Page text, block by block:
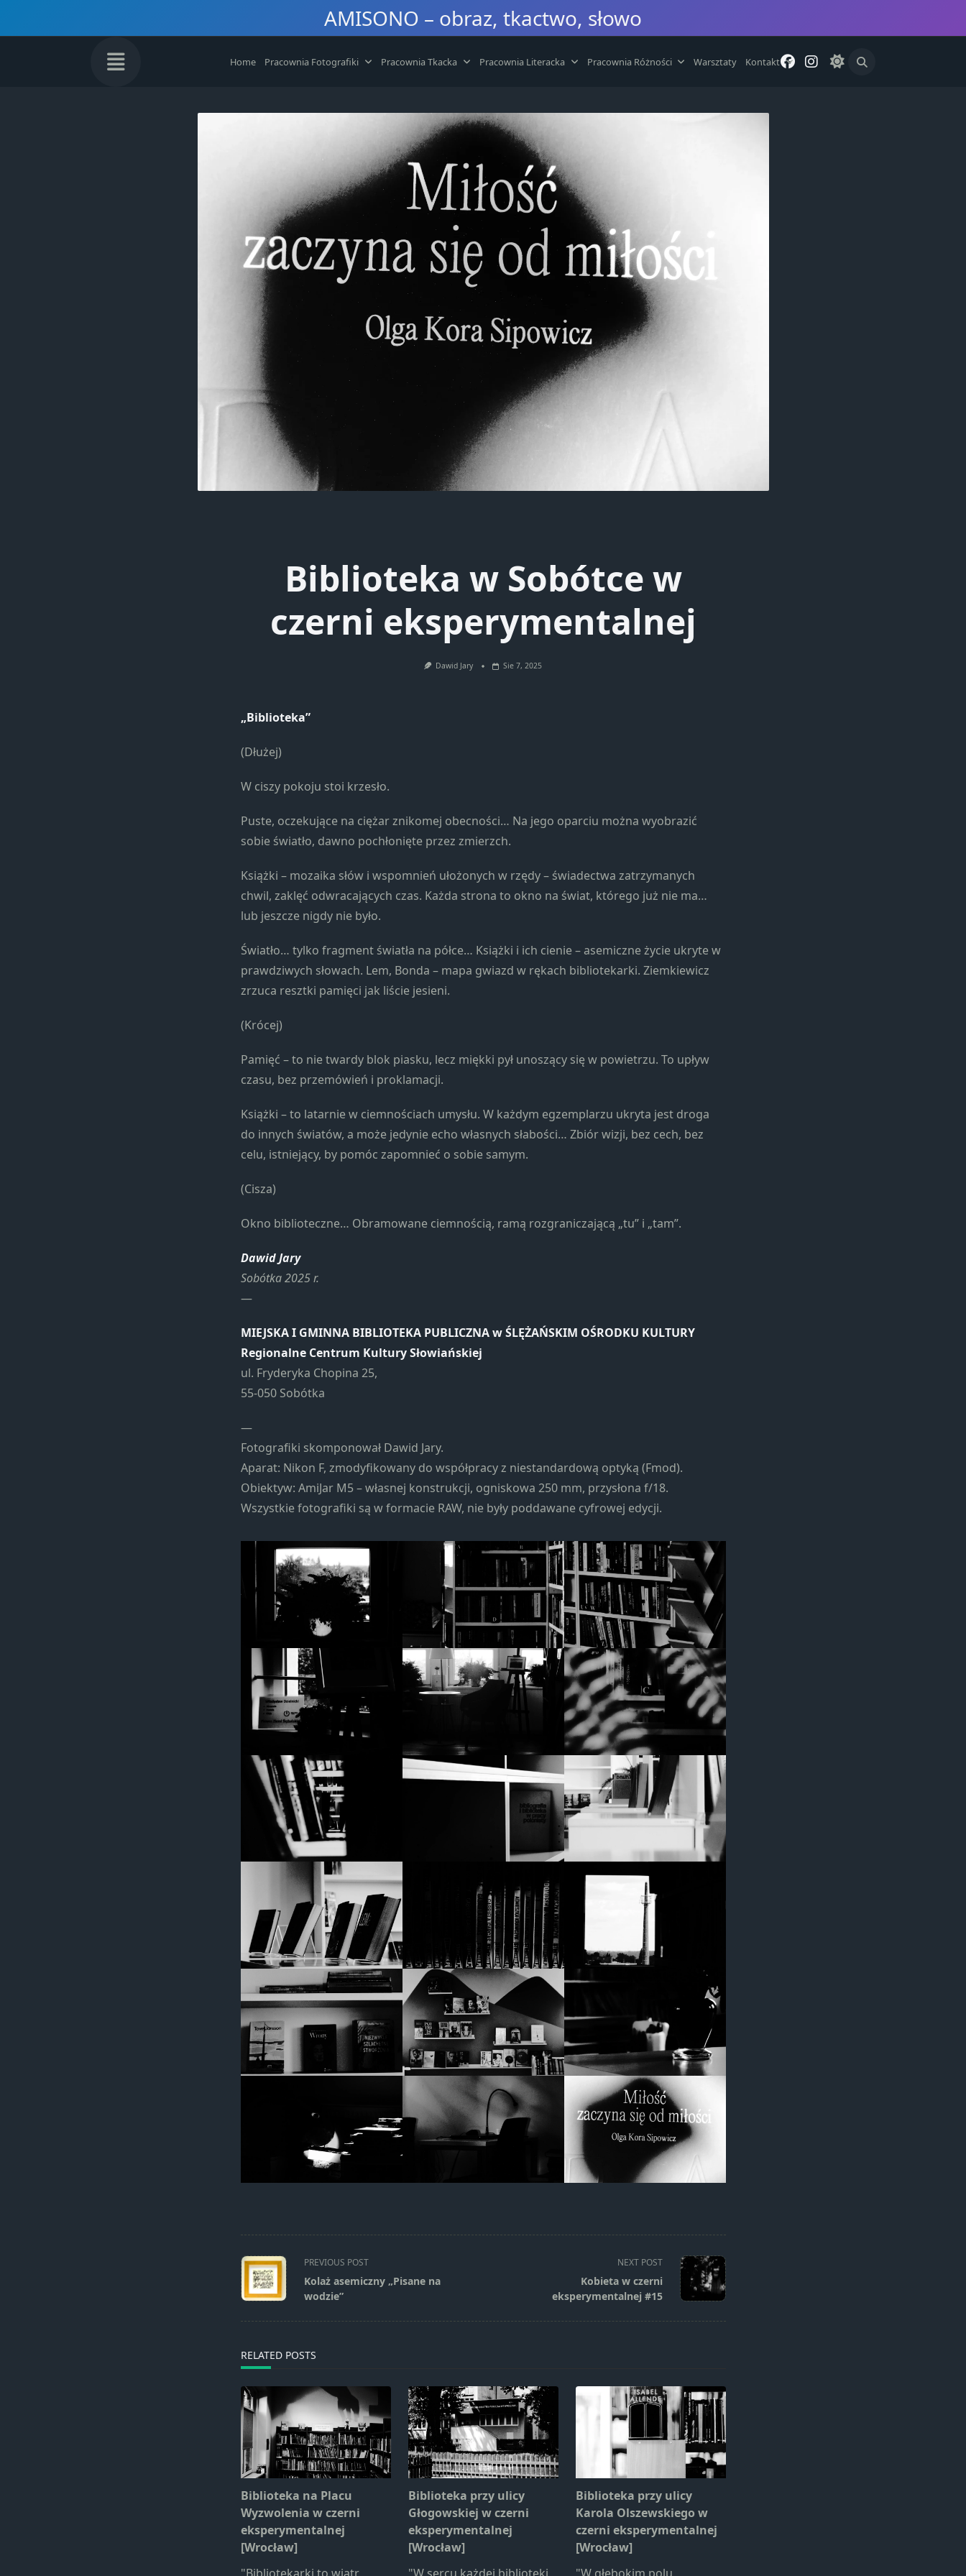
AMISONO – obraz, tkactwo, słowo
Home Pracownia Fotografiki Pracownia Tkacka Pracownia Literacka Pracownia Różności Warsztaty Kontakt
Biblioteka w Sobótce w
czerni eksperymentalnej
Dawid Jary Sie 7, 2025
„Biblioteka”
(Dłużej)
W ciszy pokoju stoi krzesło.
Puste, oczekujące na ciężar znikomej obecności… Na jego oparciu można wyobrazić
sobie światło, dawno pochłonięte przez zmierzch.
Książki – mozaika słów i wspomnień ułożonych w rzędy – świadectwa zatrzymanych
chwil, zaklęć odwracających czas. Każda strona to okno na świat, którego już nie ma…
lub jeszcze nigdy nie było.
Światło… tylko fragment światła na półce… Książki i ich cienie – asemiczne życie ukryte w
prawdziwych słowach. Lem, Bonda – mapa gwiazd w rękach bibliotekarki. Ziemkiewicz
zrzuca resztki pamięci jak liście jesieni.
(Krócej)
Pamięć – to nie twardy blok piasku, lecz miękki pył unoszący się w powietrzu. To upływ
czasu, bez przemówień i proklamacji.
Książki – to latarnie w ciemnościach umysłu. W każdym egzemplarzu ukryta jest droga
do innych światów, a może jedynie echo własnych słabości… Zbiór wizji, bez cech, bez
celu, istniejący, by pomóc zapomnieć o sobie samym.
(Cisza)
Okno biblioteczne… Obramowane ciemnością, ramą rozgraniczającą „tu” i „tam”.
Dawid Jary
Sobótka 2025 r.
—
MIEJSKA I GMINNA BIBLIOTEKA PUBLICZNA w ŚLĘŻAŃSKIM OŚRODKU KULTURY
Regionalne Centrum Kultury Słowiańskiej
ul. Fryderyka Chopina 25,
55-050 Sobótka
—
Fotografiki skomponował Dawid Jary.
Aparat: Nikon F, zmodyfikowany do współpracy z niestandardową optyką (Fmod).
Obiektyw: AmiJar M5 – własnej konstrukcji, ogniskowa 250 mm, przysłona f/18.
Wszystkie fotografiki są w formacie RAW, nie były poddawane cyfrowej edycji.
<span
class="nav-
subtitle
PREVIOUS POST
Kolaż asemiczny „Pisane na
wodzie”
NEXT POST
Kobieta w czerni
eksperymentalnej #15
RELATED POSTS
Biblioteka na Placu
Wyzwolenia w czerni
eksperymentalnej
[Wrocław]
Biblioteka przy ulicy
Głogowskiej w czerni
eksperymentalnej
[Wrocław]
Biblioteka przy ulicy
Karola Olszewskiego w
czerni eksperymentalnej
[Wrocław]
Te pliki cookie
Statystyka
Abyśmy mogli
funkcjonalność
i strukturę
tego, jak
strona jest
Aby nasza
strona
najlepiej
podczas
przejścia na nią.
znikną ze strony
swoje
zainteresowania i
treści i ofert.